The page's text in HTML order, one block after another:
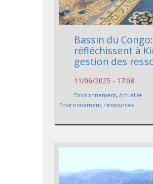
Bassin du
réfléchissent à
gestion des
11/06/2025 - 17:08
Environnement,Actualité
Environnement, ressources